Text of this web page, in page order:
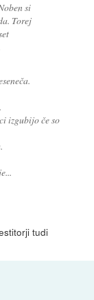
si
Torej
izgubijo če so
tudi